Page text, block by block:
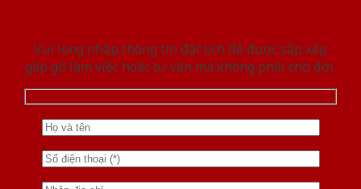
Vui lòng nhập thông tin đặt lịch để được sắp xếp
gặp gỡ làm việc hoăc tư vấn mà không phải chờ đợi.